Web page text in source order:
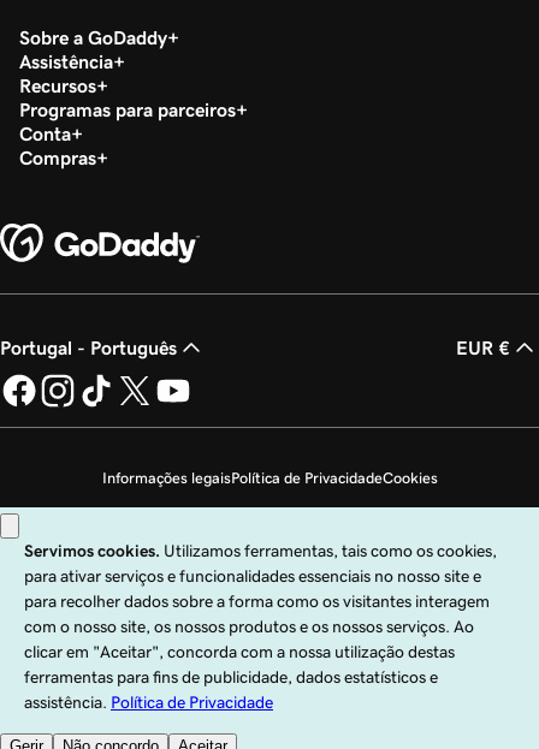
Sobre a GoDaddy
Assistência
Recursos
Programas para parceiros
Conta
Compras
Portugal - Português EUR €
Informações legaisPolítica de PrivacidadeCookies
Copyright © 1999 – 2026 GoDaddy Operating Company, LLC. Todos os direitos
reservados. A marca nominativa GoDaddy é uma marca comercial registada da
GoDaddy Operating Company, LLC nos EUA e noutros países. O logótipo "GO"
é uma marca comercial registada da GoDaddy.com, LLC nos EUA.
A utilização deste site está sujeita às condições de utilização expressas. Ao
utilizar este site, confirma que aceita vincular-se às presentes
Serviço Universais